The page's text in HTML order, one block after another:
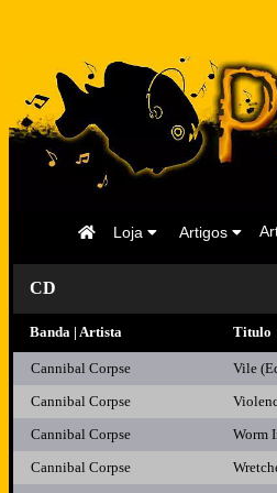
Artigos
Loja
Página
CD
Banda | Artista Titulo
Cannibal Corpse Vile
Cannibal Corpse
Cannibal Corpse
Worm
Cannibal Corpse